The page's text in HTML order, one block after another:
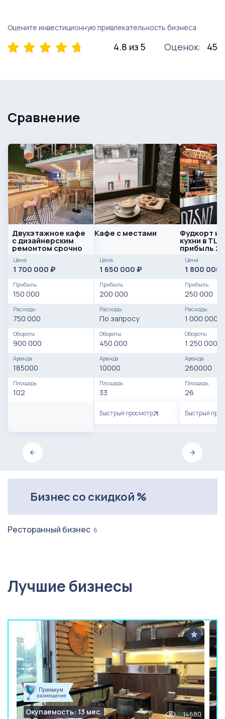
Оцените инвестиционную привлекательность бизнеса
4.8 из 5 Оценок: 45
Сравнение
Двухэтажное кафе
с дизайнерским
ремонтом срочно
Цена
1 700 000 ₽
Прибыль
150 000
Расходы
750 000
Обороты
900 000
Аренда
185000
Площадь
102
Кафе с местами
Цена
1 650 000 ₽
Прибыль
200 000
Расходы
По запросу
Обороты
450 000
Аренда
10000
Площадь
33
Быстрый просмотр
Фудкорт
кухни в
прибыль
месяц
Цена
1 800 000
Прибыль
250 000
Расходы
1 000 000
Обороты
1 250 000
Аренда
260000
Площадь
26
Быстрый
Бизнес со скидкой %
Ресторанный бизнес 6
Лучшие бизнесы
Окупаемость: 13 мес. 14680